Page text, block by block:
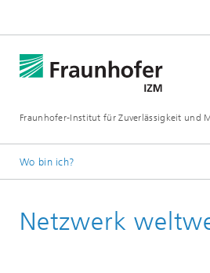
Fraunhofer-Institut für Zuverlässigkeit und
Wo bin ich?
Netzwerk